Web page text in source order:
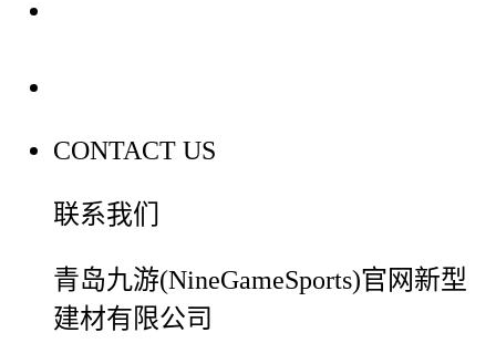
CONTACT US
联系我们
青岛九游(NineGameSports)官网新型
建材有限公司